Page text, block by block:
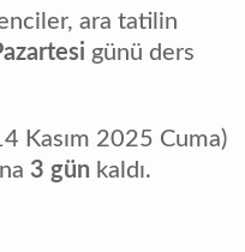
ara tatilin
günü ders
Kasım 2025 Cuma)
3 gün kaldı.